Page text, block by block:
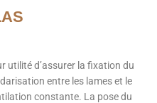
utilité d’assurer la fixation du
entre les lames et le
constante. La pose du